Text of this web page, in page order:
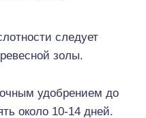
следует
золы.
удобрением до
около 10-14 дней.